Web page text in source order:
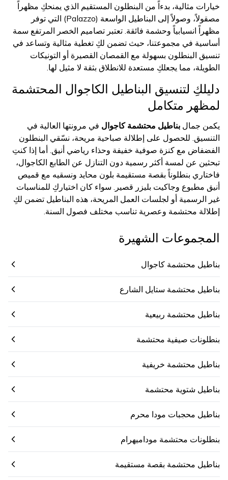
خيارات مثالية، بدءاً من البنطلون المستقيم الذي يمنحكِ مظهراً
مصقولاً، وصولاً إلى البناطيل الواسعة (Palazzo) التي توفر
مظهراً انسيابياً وحشمة فائقة. تعتبر تصاميم الخصر المرتفع سمة
أساسية في مجموعتنا، حيث تضمن لكِ تغطية مثالية وتساعد في
تنسيق البنطلون بسهولة مع القمصان القصيرة أو التونيكات
الطويلة، مما يجعلكِ مستعدة للانطلاق بثقة لا مثيل لها.
دليلكِ لتنسيق البناطيل الكاجوال المحتشمة
لمظهر متكامل
يكمن جمال بناطيل محتشمة كاجوال في مرونتها العالية في
التنسيق. للحصول على إطلالة صباحية مريحة، نسّقي البنطلون
الفضفاض مع كنزة صوفية خفيفة وحذاء رياضي أنيق. أما إذا كنتِ
تبحثين عن لمسة أكثر رسمية دون التنازل عن الطابع الكاجوال،
فاختاري بنطلوناً بقصة مستقيمة بلون محايد ونسقيه مع قميص
أنيق مطبوع وجاكيت بليزر قصير. سواء كان اختياركِ للمناسبات
غير الرسمية أو لجلسات العمل المريحة، هذه البناطيل تضمن لكِ
إطلالة محتشمة وعصرية تناسب مختلف فصول السنة.
المجموعات الشهيرة
بناطيل محتشمة كاجوال
بناطيل محتشمة ستايل الشارع
بناطيل محتشمة ربيعية
بنطلونات صيفية محتشمة
بناطيل محتشمة خريفية
بناطيل شتوية محتشمة
بناطيل محجبات مودا محرم
بنطلونات محتشمة موداميهرام
بناطيل محتشمة بقصة مستقيمة